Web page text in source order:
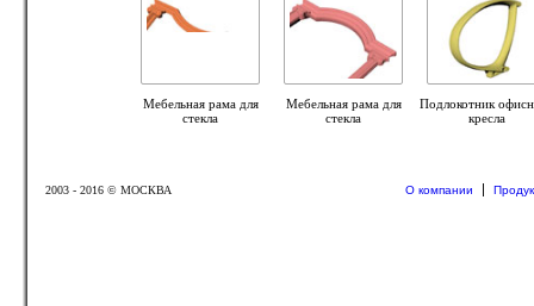
Мебельная рама для
стекла
Мебельная рама для
стекла
Подлокотник
кресла
2003 - 2016 © МОСКВА О компании